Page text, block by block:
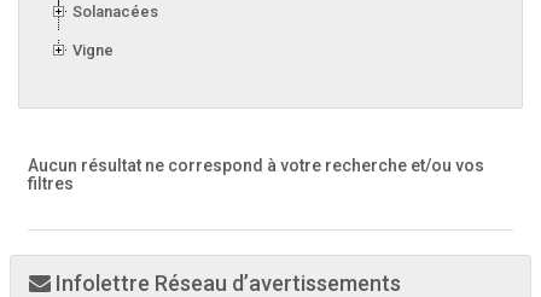
Solanacées
Vigne
Aucun résultat ne correspond à votre recherche et/ou vos
filtres
Infolettre Réseau d’avertissements